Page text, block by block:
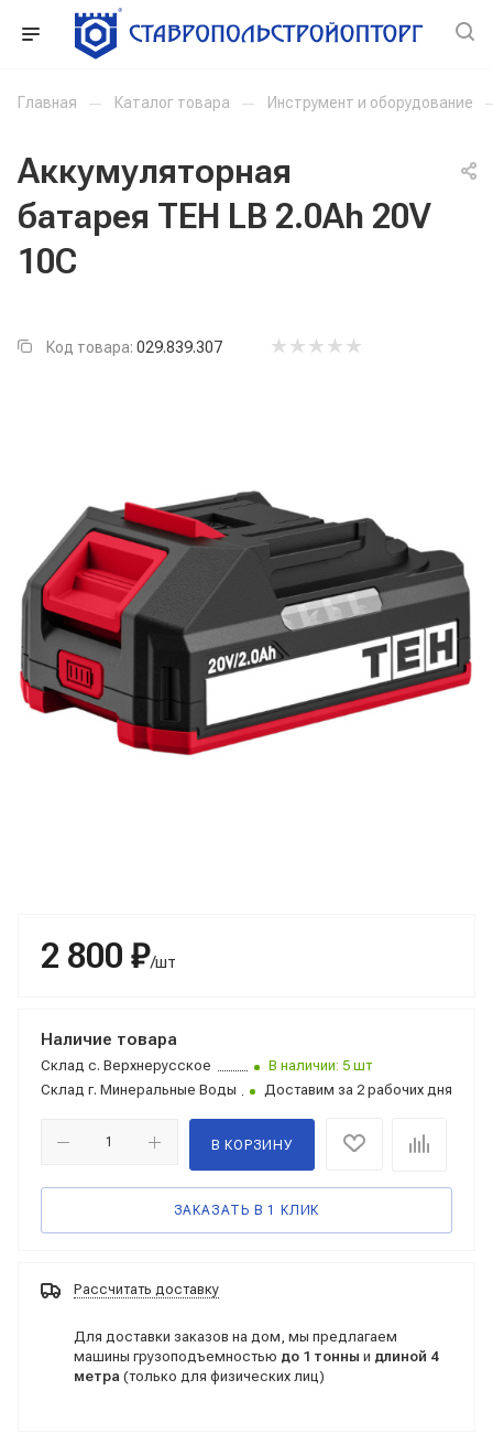
Главная — Каталог товара — Инструмент и оборудование
Аккумуляторная
батарея TEH LB 2.0Ah 20V
10C
Код товара: 029.839.307
2 800 ₽/шт
Наличие товара
Склад с. Верхнерусское
В наличии: 5 шт
Склад г. Минеральные Воды Доставим за 2 рабочих дня
В КОРЗИНУ
ЗАКАЗАТЬ В 1 КЛИК
Рассчитать доставку
Для доставки заказов на дом, мы предлагаем
машины грузоподъемностью до 1 тонны и длиной 4
метра (только для физических лиц)